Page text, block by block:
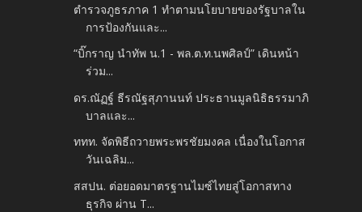
ตำรวจภูธรภาค 1 ทำตามนโยบายของรัฐบาลใน
การป้องกันและ...
“บิ๊กราญ นำทัพ น.1 - พล.ต.ท.นพศิลป์” เดินหน้า
ร่วม...
ดร.ณัฏฐ์ ธีรณัฐสุภานนท์ ประธานมูลนิธิธรรมาภิ
บาลและ...
ททท. จัดพิธีถวายพระพรชัยมงคล เนื่องในโอกาส
วันเฉลิม...
สสปน. ต่อยอดมาตรฐานไมซ์ไทยสู่โอกาสทาง
ธุรกิจ ผ่าน T...